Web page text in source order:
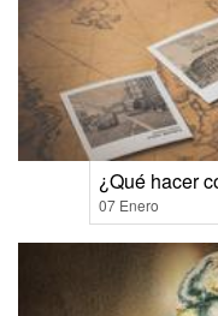
¿Qué hacer
07 Enero